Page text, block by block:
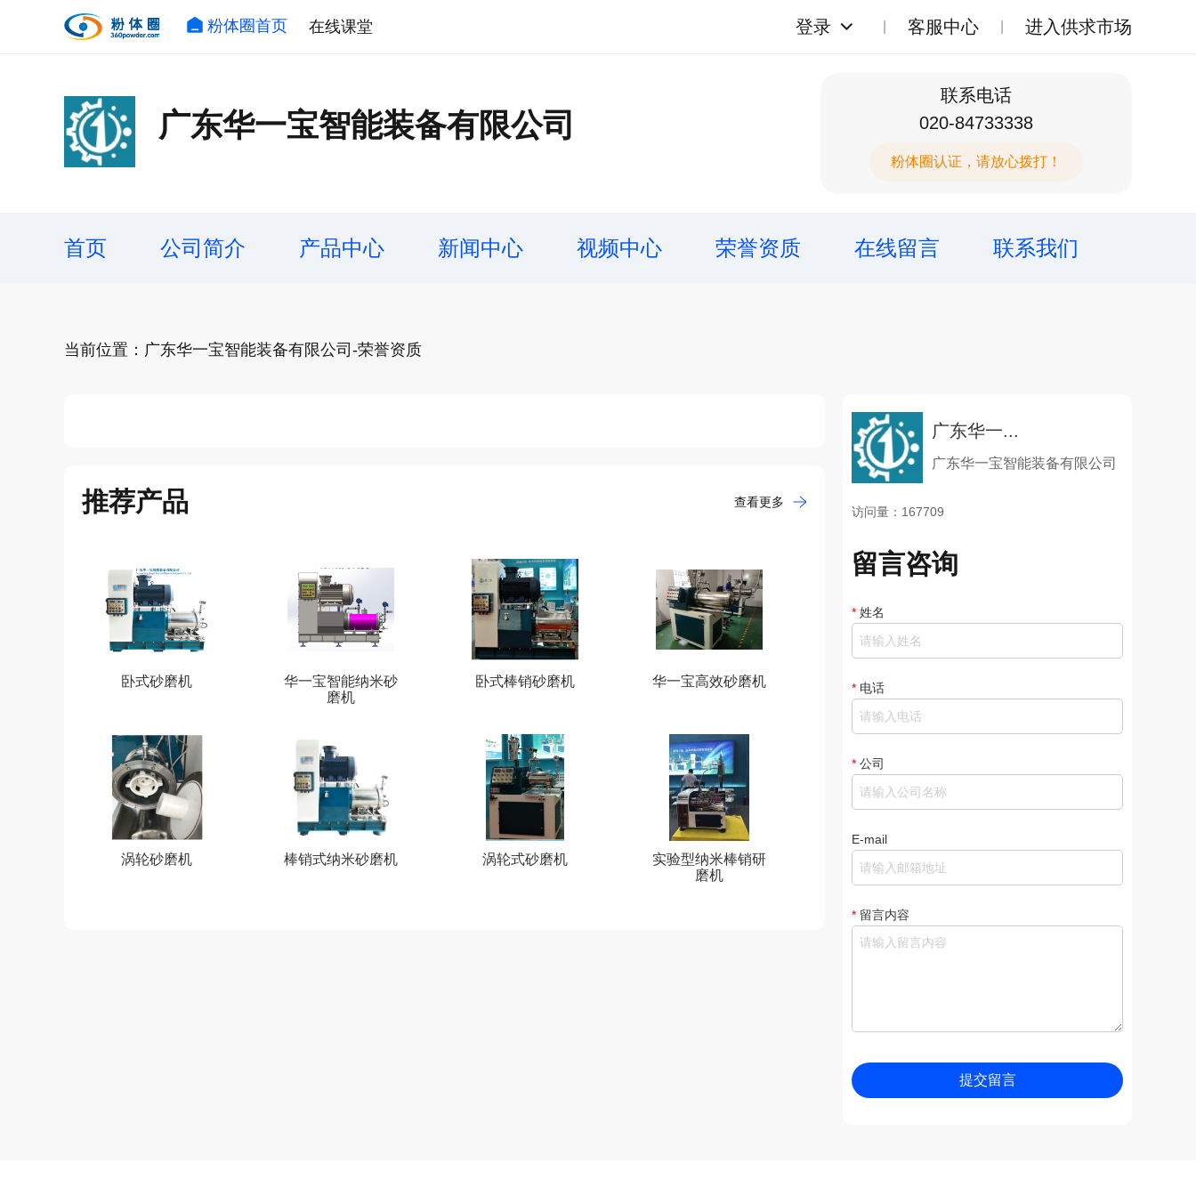
粉体圈首页 在线课堂 登录 客服中心 进入供求市场
广东华一宝智能装备有限公司
联系电话
020-84733338
粉体圈认证，请放心拨打！
首页 公司简介 产品中心 新闻中心 视频中心 荣誉资质 在线留言 联系我们
当前位置：广东华一宝智能装备有限公司-荣誉资质
推荐产品 查看更多
卧式砂磨机
华一宝智能纳米砂
磨机
卧式棒销砂磨机 华一宝高效砂磨机
涡轮砂磨机 棒销式纳米砂磨机 涡轮式砂磨机
实验型纳米棒销研
磨机
广东华一...
广东华一宝智能装备有限公司
访问量：167709
留言咨询
* 姓名
* 电话
* 公司
E-mail
* 留言内容
提交留言